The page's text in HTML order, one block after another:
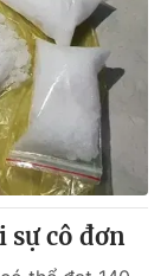
cô đơn